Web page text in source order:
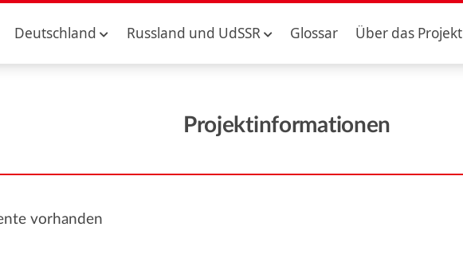
Deutschland Russland und UdSSR Glossar Über das Projekt
Projektinformationen
vorhanden